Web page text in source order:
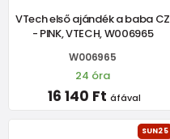
VTech első ajándék a baba CZ
- PINK, VTECH, W006965
W006965
24 óra
16 140 Ft áfával
SUN25